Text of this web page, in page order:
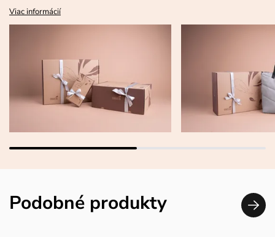
Viac informácií
Podobné produkty